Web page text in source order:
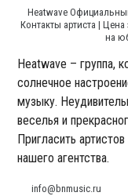
Heatwave
Контакты артиста |
на
Heatwave – группа,
солнечное
музыку.
веселья и
Пригласить
нашего агентства.
info@bnmusic.ru